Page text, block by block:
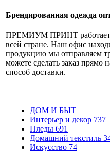
Брендированная одежда
ПРЕМИУМ ПРИНТ работает
всей стране. Наш офис
продукцию мы отправляем
можете сделать заказ прямо
способ доставки.
ДОМ И БЫТ
Интерьер и декор 737
Пледы 691
Домашний текстиль
Искусство 74